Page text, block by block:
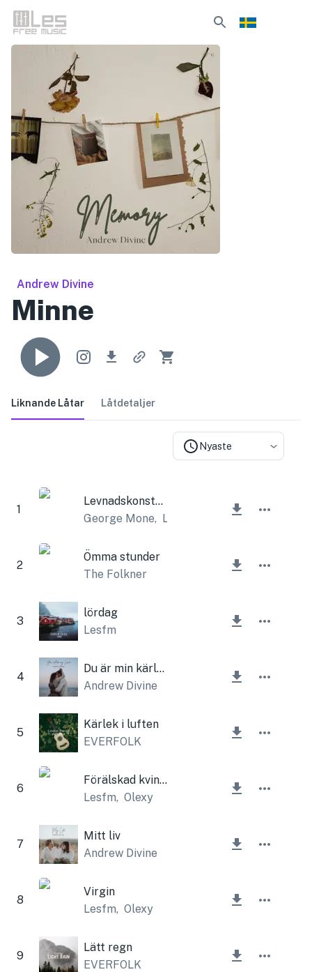
Andrew Divine
Minne
Liknande Låtar Låtdetaljer
Nyaste
1
Levnadskonsten
George Mone, Lesfm
2
Ömma stunder
The Folkner
3
lördag
Lesfm
4
Du är min kärlek
Andrew Divine
5
Kärlek i luften
EVERFOLK
6
Förälskad kvinna
Lesfm, Olexy
7
Mitt liv
Andrew Divine
8
Virgin
Lesfm, Olexy
9
Lätt regn
EVERFOLK